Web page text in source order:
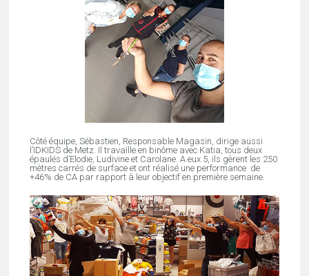
Côté équipe, Sébastien, Responsable Magasin, dirige aussi
l’IDKIDS de Metz. Il travaille en binôme avec Katia, tous deux
épaulés d’Elodie, Ludivine et Carolane. A eux 5, ils gèrent les 250
mètres carrés de surface et ont réalisé une performance de
+46% de CA par rapport à leur objectif en première semaine.